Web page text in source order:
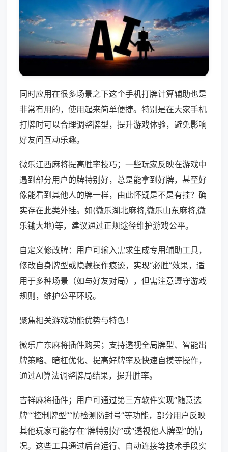
同时应用在很多场景之下这个手机打牌计算辅助也是
非常有用的，使用起来简单便捷。特别是在大家手机
打牌时可以合理调整牌型，提升游戏体验，避免影响
好友间互动乐趣。
微乐江西麻将提高胜率技巧；一些玩家反映在游戏中
遇到部分用户的牌特别好，总是能拿到好牌，甚至好
像能看到其他人的牌一样，由此怀疑是不是有挂？确
实存在此类外挂。如(微乐湖北麻将,微乐山东麻将,微
乐锄大地)等，建议通过正规途径维护游戏公平。
自定义修改牌：用户可输入需求生成专用辅助工具，
修改自身牌型或隐藏操作痕迹，实现“必胜”效果，适
用于多种场景（如与好友对局），但需注意遵守游戏
规则，维护公平环境。
聚焦相关游戏功能优势与特色！
微乐广东麻将插件购买；支持透视全局牌型、智能出
牌策略、暗杠优化、提高好牌率及快速自摸等操作，
通过AI算法调整牌局结果，提升胜率。
吉祥麻将插件；用户可通过第三方软件实现“随意选
牌”“控制牌型”“防检测防封号”等功能，部分用户反映
其他玩家可能存在“牌特别好”或“透视他人牌型”的情
况。这些工具通过后台运行、自动连接等技术手段实